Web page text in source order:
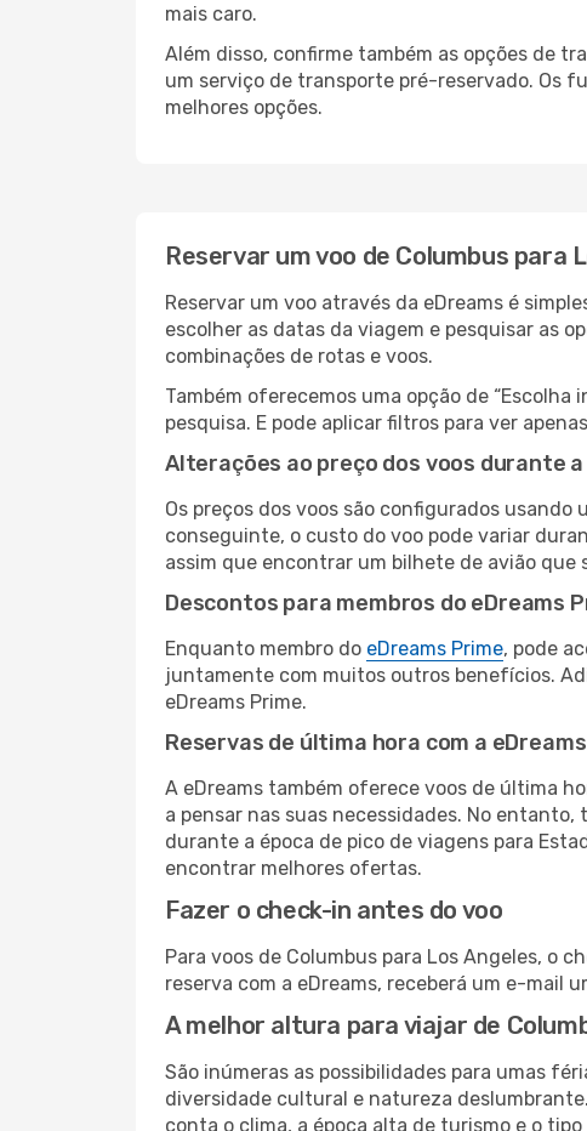
mais caro.
Além disso, confirme também as opções de
um serviço de transporte pré-reservado. Os
melhores opções.
Reservar um voo de Columbus para
Reservar um voo através da eDreams é
escolher as datas da viagem e pesquisar as
combinações de rotas e voos.
Também oferecemos uma opção de
pesquisa. E pode aplicar filtros para ver
Alterações ao preço dos voos durante
Os preços dos voos são configurados
conseguinte, o custo do voo pode variar
assim que encontrar um bilhete de avião que
Descontos para membros do eDreams
Enquanto membro do eDreams Prime, pode
juntamente com muitos outros benefícios.
eDreams Prime.
Reservas de última hora com a eDreams
A eDreams também oferece voos de última
a pensar nas suas necessidades. No
durante a época de pico de viagens para
encontrar melhores ofertas.
Fazer o check-in antes do voo
Para voos de Columbus para Los Angeles, o
reserva com a eDreams, receberá um e-mail
A melhor altura para viajar de
São inúmeras as possibilidades para umas
diversidade cultural e natureza
conta o clima, a época alta de turismo e o